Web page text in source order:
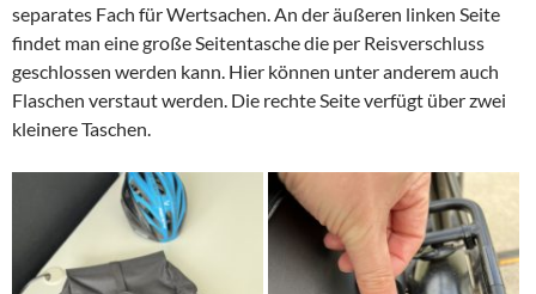
separates Fach für Wertsachen. An der äußeren linken Seite
findet man eine große Seitentasche die per Reisverschluss
geschlossen werden kann. Hier können unter anderem auch
Flaschen verstaut werden. Die rechte Seite verfügt über zwei
kleinere Taschen.